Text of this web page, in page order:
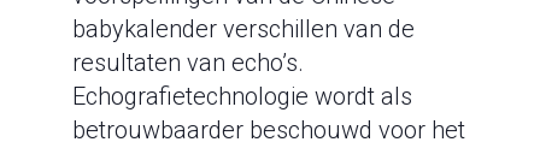
babykalender verschillen van de
resultaten van echo’s.
Echografietechnologie wordt als
betrouwbaarder beschouwd voor het